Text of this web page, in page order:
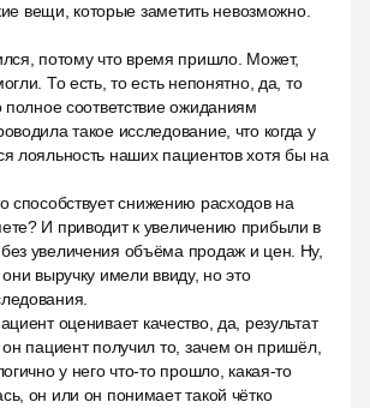
вещи, которые заметить невозможно.
потому что время пришло. Может,
То есть, то есть непонятно, да, то
полное соответствие ожиданиям
такое исследование, что когда у
лояльность наших пациентов хотя бы на
способствует снижению расходов на
И приводит к увеличению прибыли в
увеличения объёма продаж и цен. Ну,
выручку имели ввиду, но это
оценивает качество, да, результат
пациент получил то, зачем он пришёл,
у него что-то прошло, какая-то
он или он понимает такой чётко